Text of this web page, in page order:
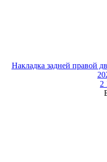
Накладка задней правой
2